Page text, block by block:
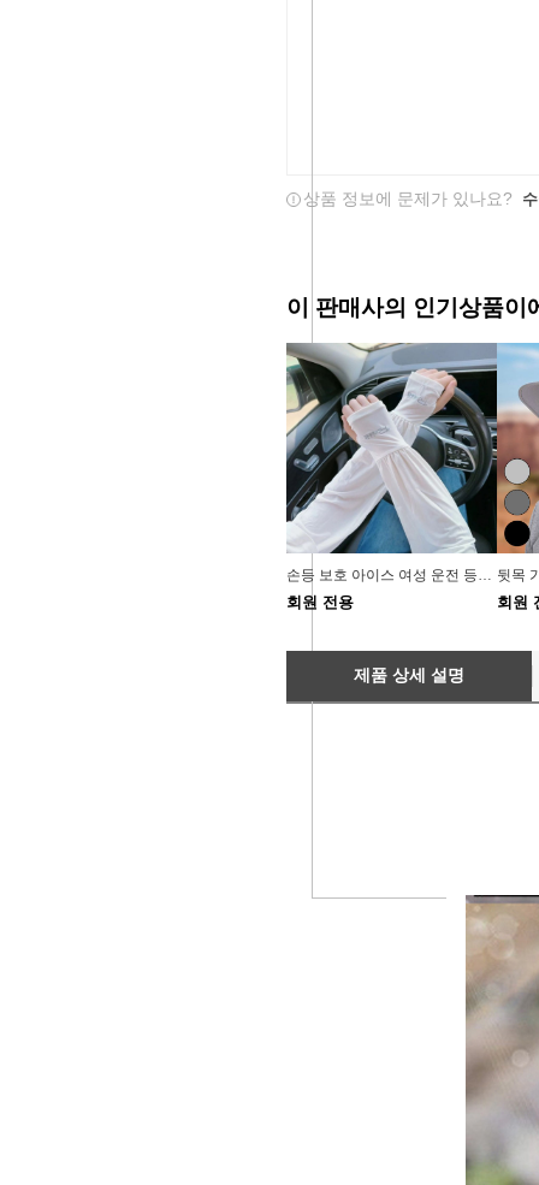
상품 정보에 문제가 있나요?
이 판매사의 인기상품이
손등 보호 아이스 여성 운전 등산 쿨토시 팔토시 6색
회원 전용
회원
제품 상세 설명